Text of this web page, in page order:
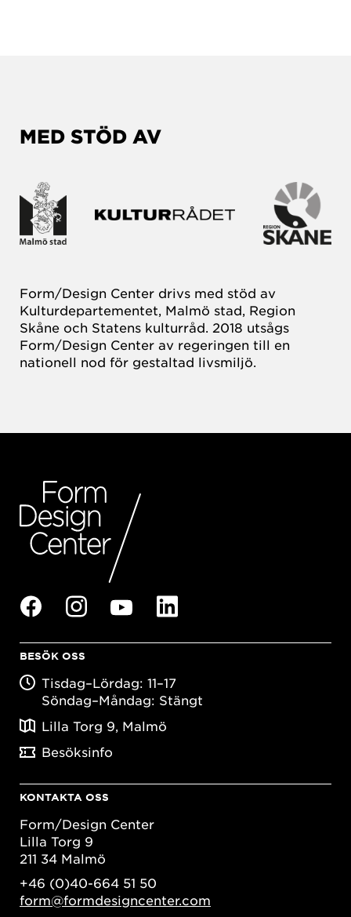
MED STÖD AV
Form/Design Center drivs med stöd av
Kulturdepartementet, Malmö stad, Region
Skåne och Statens kulturråd. 2018 utsågs
Form/Design Center av regeringen till en
nationell nod för gestaltad livsmiljö.
BESÖK OSS
Tisdag–Lördag: 11–17
Söndag–Måndag: Stängt
Lilla Torg 9, Malmö
Besöksinfo
KONTAKTA OSS
Form/Design Center
Lilla Torg 9
211 34 Malmö
+46 (0)40-664 51 50
form@formdesigncenter.com